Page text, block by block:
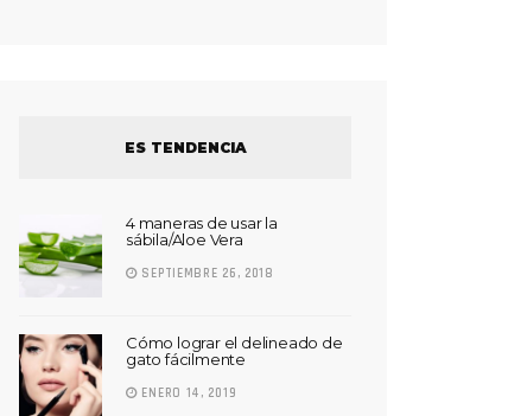
ES TENDENCIA
4 maneras de usar la
sábila/Aloe Vera
SEPTIEMBRE 26, 2018
Cómo lograr el delineado de
gato fácilmente
ENERO 14, 2019